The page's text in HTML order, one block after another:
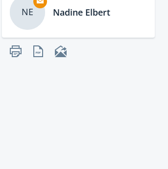
NE Nadine Elbert